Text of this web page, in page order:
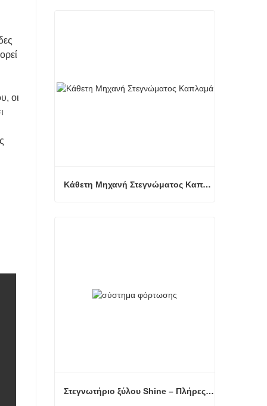
οι
Κάθετη Μηχανή Στεγνώματος Καπλαμά
Στεγνωτήριο ξύλου Shine – Πλήρες πρότυπο μεταφόρτωσης προϊόντος